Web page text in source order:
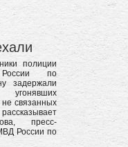
полиции
по
задержали
связанных
пресс-
России по